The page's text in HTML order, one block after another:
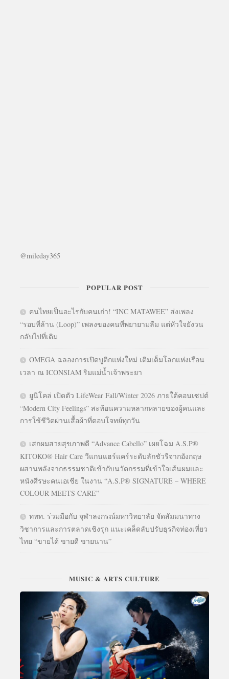
@mileday365
POPULAR POST
คนไทยเป็นอะไรกับคนเก่า! “INC MATAWEE” ส่งเพลง
“รอบที่ล้าน (Loop)” เพลงของคนที่พยายามลืม แต่หัวใจยังวน
กลับไปที่เดิม
OMEGA ฉลองการเปิดบูติกแห่งใหม่ เติมเต็มโลกแห่งเรือน
เวลา ณ ICONSIAM ริมแม่น้ำเจ้าพระยา
ยูนิโคล่ เปิดตัว LifeWear Fall/Winter 2026 ภายใต้คอนเซปต์
“Modern City Feelings” สะท้อนความหลากหลายของผู้คนและ
การใช้ชีวิตผ่านเสื้อผ้าที่ตอบโจทย์ทุกวัน
เสกผมสวยสุขภาพดี “Advance Cabello” เผยโฉม A.S.P®
KITOKO® Hair Care วีแกนแฮร์แคร์ระดับลักชัวรีจากอังกฤษ
ผสานพลังจากธรรมชาติเข้ากับนวัตกรรมที่เข้าใจเส้นผมและ
หนังศีรษะคนเอเชีย ในงาน “A.S.P® SIGNATURE – WHERE
COLOUR MEETS CARE”
ททท. ร่วมมือกับ จุฬาลงกรณ์มหาวิทยาลัย จัดสัมมนาทาง
วิชาการและการตลาดเชิงรุก แนะเคล็ดลับปรับธุรกิจท่องเที่ยว
ไทย “ขายได้ ขายดี ขายนาน”
MUSIC & ARTS CULTURE